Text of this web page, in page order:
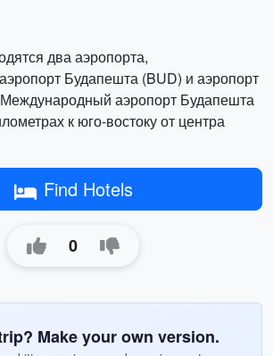
два аэропорта,
Будапешта (BUD) и аэропорт
аэропорт Будапешта
к юго-востоку от центра
Find Hotels
0
Make your own version.